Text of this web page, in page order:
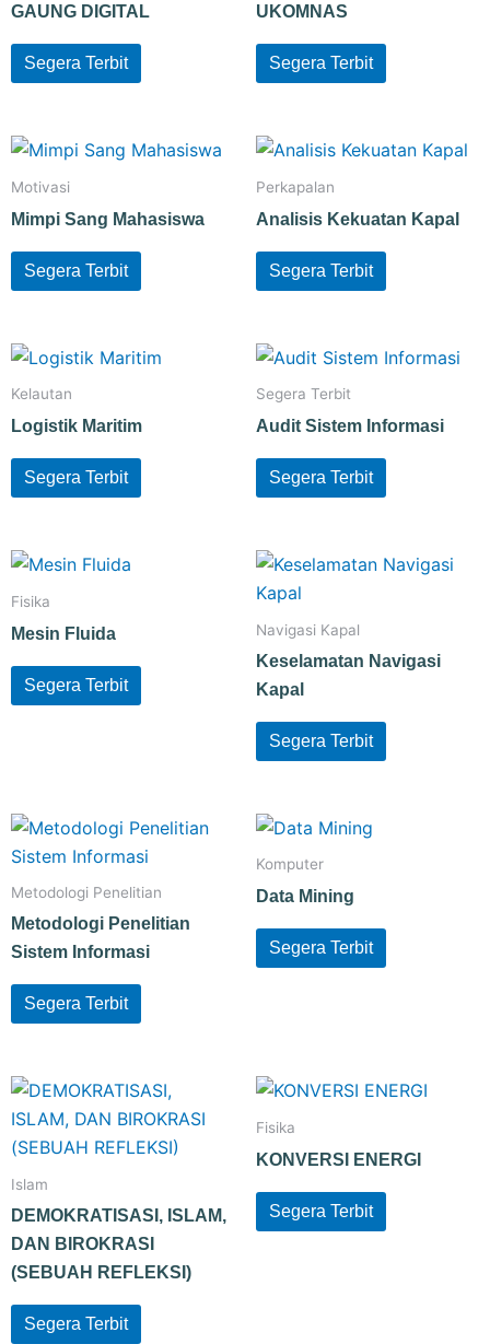
GAUNG DIGITAL
Segera Terbit
UKOMNAS
Segera Terbit
Motivasi
Mimpi Sang Mahasiswa
Segera Terbit
Perkapalan
Analisis Kekuatan Kapal
Segera Terbit
Kelautan
Logistik Maritim
Segera Terbit
Segera Terbit
Audit Sistem Informasi
Segera Terbit
Fisika
Mesin Fluida
Segera Terbit
Navigasi Kapal
Keselamatan Navigasi
Kapal
Segera Terbit
Metodologi Penelitian
Metodologi Penelitian
Sistem Informasi
Segera Terbit
Komputer
Data Mining
Segera Terbit
Islam
DEMOKRATISASI, ISLAM,
DAN BIROKRASI
(SEBUAH REFLEKSI)
Segera Terbit
Fisika
KONVERSI ENERGI
Segera Terbit